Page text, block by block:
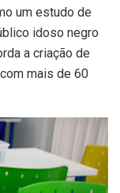
um estudo de
idoso negro
a criação de
mais de 60